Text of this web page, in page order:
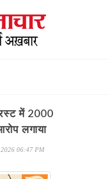
में 2000
लगाया
06:47 PM